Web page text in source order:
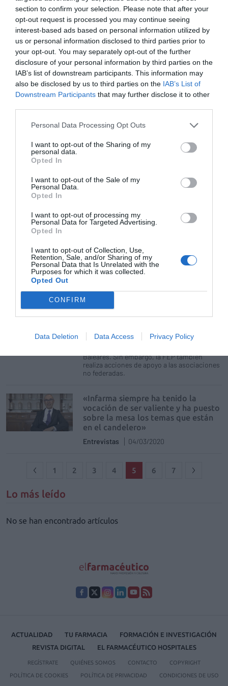
section to confirm your selection. Please note that after your
opt-out request is processed you may continue seeing
interest-based ads based on personal information utilized by
us or personal information disclosed to third parties prior to
your opt-out. You may separately opt-out of the further
disclosure of your personal information by third parties on the
IAB’s list of downstream participants. This information may
also be disclosed by us to third parties on the IAB’s List of
Downstream Participants that may further disclose it to other
Personal Data Processing Opt Outs
I want to opt-out of the Sharing of my
personal data.
Opted In
I want to opt-out of the Sale of my
Personal Data.
Opted In
I want to opt-out of processing my
Personal Data for Targeted Advertising.
Opted In
I want to opt-out of Collection, Use,
Retention, Sale, and/or Sharing of my
Personal Data that Is Unrelated with the
Purposes for which it was collected.
Opted Out
CONFIRM
Data Deletion Data Access Privacy Policy
donde estés, tienes que cambiar
para crear el futuro y cambiar la
sociedad en la que te encuentras»
Entrevistas 17/09/2020
«Debemos estar muy atentos
porque van a venir cambios
importantes»
«La salud no es algo mercantil; es
creo que el papel de las mujeres en
Entrevistas 01/05/2020
término “farmacéutica” lo tengamos
asumido desde siempre»
Federación Española de Parkinson
La Federación Española de Parkinson (FEP)
nace en 1996 con el impulso de cinco
asociaciones de Parkinson. Actualmente
cuenta con 66, lo que significa alrededor de
paraguas que, a través de sus asociaciones,
está presente en todas las comunidades
Baleares. Sin embargo, la FEP también
realiza acciones de apoyo a las asociaciones
no federadas.
«Infarma siempre ha tenido la
vocación de ser valiente y ha puesto
sobre la mesa los temas que están
en el candelero»
Entrevistas 04/03/2020
1 2 3 4 5 6 7
Lo más leído
No se han encontrado artículos
ACTUALIDAD TU FARMACIA
FORMACIÓN E INVESTIGACIÓN
REVISTA DIGITAL
EL FARMACÉUTICO HOSPITALES
REGÍSTRATE QUIÉNES SOMOS CONTACTO COPYRIGHT
POLÍTICA DE COOKIES POLÍTICA DE PRIVACIDAD CONDICIONES DE USO